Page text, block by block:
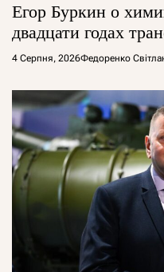
Егор Буркин о
двадцати годах
4 Серпня, 2026Федоренко